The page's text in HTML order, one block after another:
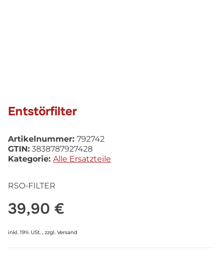
Entstörfilter
Artikelnummer: 792742
GTIN: 3838787927428
Kategorie: Alle Ersatzteile
RSO-FILTER
39,90 €
inkl. 19% USt. , zzgl. Versand